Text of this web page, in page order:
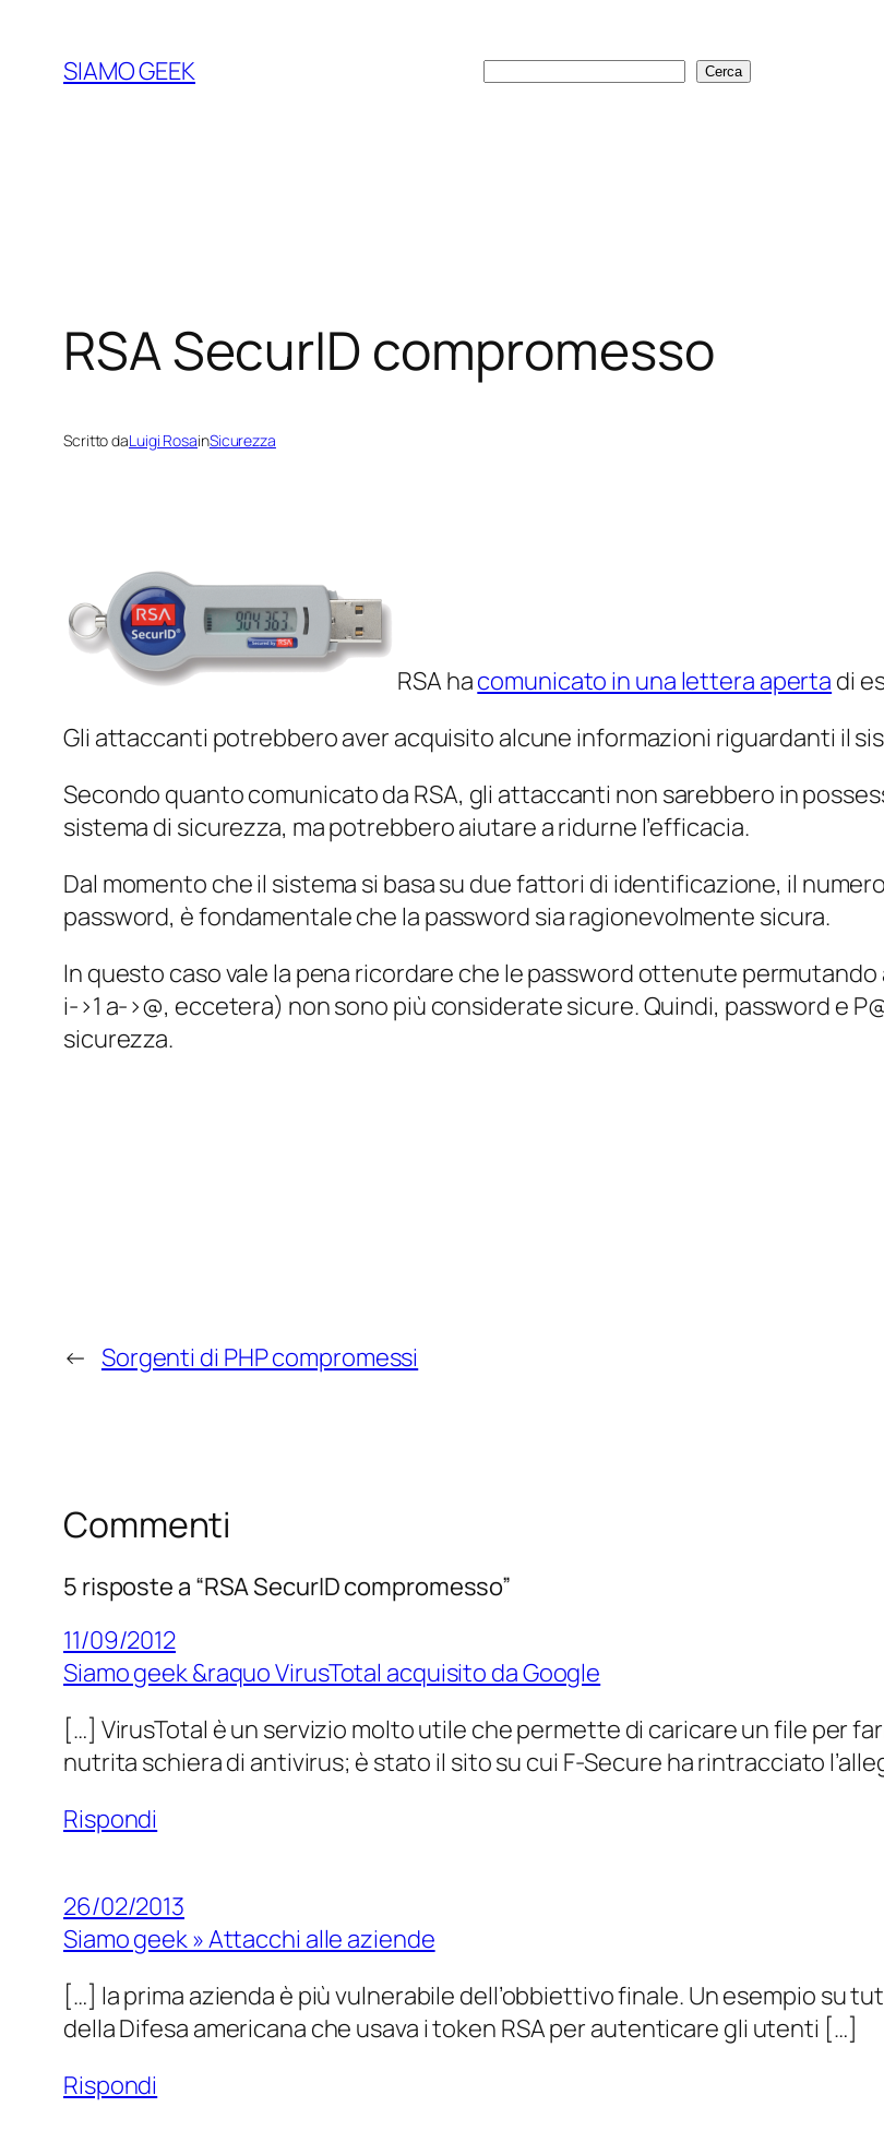
contenuto
SIAMO GEEK Cerca Cerca
RSA SecurID compromesso
Scritto daLuigi RosainSicurezza
RSA hacomunicato in una lettera aperta di
Gli attaccanti potrebbero aver acquisito alcune informazioni riguardanti il
Secondo quanto comunicato da RSA, gli attaccanti non sarebbero in
sistema di sicurezza, ma potrebbero aiutare a ridurne l’efficacia.
Dal momento che il sistema si basa su due fattori di identificazione, il
password, è fondamentale che la password sia ragionevolmente sicura.
In questo caso vale la pena ricordare che le password ottenute
i->1 a->@, eccetera) non sono più considerate sicure. Quindi, password e
sicurezza.
← Sorgenti di PHP compromessi
Commenti
5 risposte a “RSA SecurID compromesso”
11/09/2012
Siamo geek &raquo VirusTotal acquisito da Google
[…] VirusTotal è un servizio molto utile che permette di caricare un file per
nutrita schiera di antivirus; è stato il sito su cui F-Secure ha rintracciato
Rispondi
26/02/2013
Siamo geek » Attacchi alle aziende
[…] la prima azienda è più vulnerabile dell’obbiettivo finale. Un esempio su
della Difesa americana che usava i token RSA per autenticare gli utenti […]
Rispondi